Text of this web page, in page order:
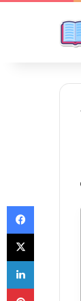
Facebook
X
LinkedIn
Pinterest